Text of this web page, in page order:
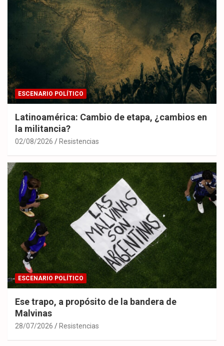
ESCENARIO POLÍTICO
Latinoamérica: Cambio de etapa, ¿cambios en
la militancia?
02/08/2026 Resistencias
ESCENARIO POLÍTICO
Ese trapo, a propósito de la bandera de
Malvinas
28/07/2026 Resistencias